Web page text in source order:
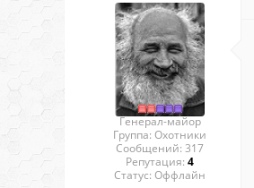
Генерал-майор
Группа: Охотники
Сообщений: 317
Репутация: 4
Статус: Оффлайн